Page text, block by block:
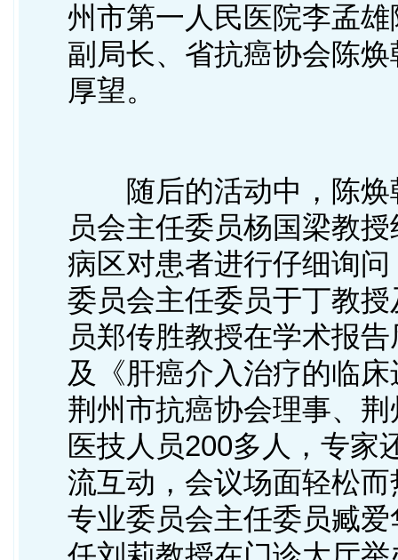
州市第一人民医院李孟
副局长、省抗癌协会陈
厚望。
随后的活动中，陈焕
员会主任委员杨国梁教
病区对患者进行仔细询
委员会主任委员于丁教
员郑传胜教授在学术报
及《肝癌介入治疗的临
荆州市抗癌协会理事、
医技人员200多人，专家
流互动，会议场面轻松
专业委员会主任委员臧